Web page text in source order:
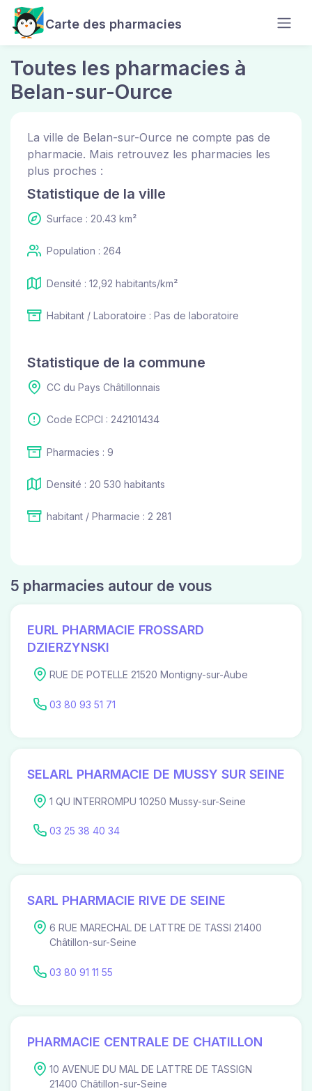
Carte des pharmacies
Toutes les pharmacies à
Belan-sur-Ource
La ville de Belan-sur-Ource ne compte pas de
pharmacie. Mais retrouvez les pharmacies les
plus proches :
Statistique de la ville
Surface : 20.43 km²
Population : 264
Densité : 12,92 habitants/km²
Habitant / Laboratoire : Pas de laboratoire
Statistique de la commune
CC du Pays Châtillonnais
Code ECPCI : 242101434
Pharmacies : 9
Densité : 20 530 habitants
habitant / Pharmacie : 2 281
5 pharmacies autour de vous
EURL PHARMACIE FROSSARD
DZIERZYNSKI
RUE DE POTELLE 21520 Montigny-sur-Aube
03 80 93 51 71
SELARL PHARMACIE DE MUSSY SUR SEINE
1 QU INTERROMPU 10250 Mussy-sur-Seine
03 25 38 40 34
SARL PHARMACIE RIVE DE SEINE
6 RUE MARECHAL DE LATTRE DE TASSI 21400
Châtillon-sur-Seine
03 80 91 11 55
PHARMACIE CENTRALE DE CHATILLON
10 AVENUE DU MAL DE LATTRE DE TASSIGN
21400 Châtillon-sur-Seine